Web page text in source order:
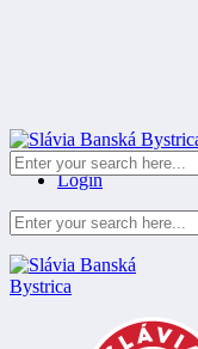
Register
Login